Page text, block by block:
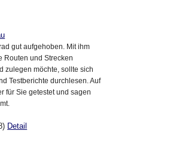
gut aufgehoben. Mit ihm
Routen und Strecken
zulegen möchte, sollte sich
Testberichte durchlesen. Auf
für Sie getestet und sagen
Detail